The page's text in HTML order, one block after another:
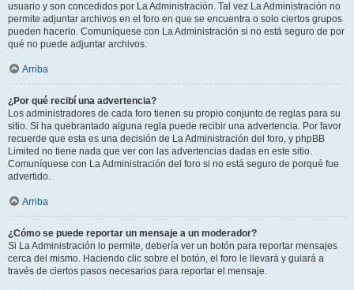
usuario y son concedidos por La Administración. Tal vez La Administración no
permite adjuntar archivos en el foro en que se encuentra o solo ciertos grupos
pueden hacerlo. Comuníquese con La Administración si no está seguro de por
qué no puede adjuntar archivos.
Arriba
¿Por qué recibí una advertencia?
Los administradores de cada foro tienen su propio conjunto de reglas para su
sitio. Si ha quebrantado alguna regla puede recibir una advertencia. Por favor
recuerde que esta es una decisión de La Administración del foro, y phpBB
Limited no tiene nada que ver con las advertencias dadas en este sitio.
Comuníquese con La Administración del foro si no está seguro de porqué fue
advertido.
Arriba
¿Cómo se puede reportar un mensaje a un moderador?
Si La Administración lo permite, debería ver un botón para reportar mensajes
cerca del mismo. Haciendo clic sobre el botón, el foro le llevará y guiará a
través de ciertos pasos necesarios para reportar el mensaje.